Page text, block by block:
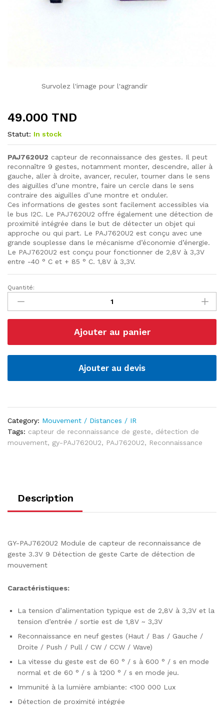
Survolez l'image pour l'agrandir
49.000 TND
Statut: In stock
PAJ7620U2 capteur de reconnaissance des gestes. Il peut
reconnaître 9 gestes, notamment monter, descendre, aller à
gauche, aller à droite, avancer, reculer, tourner dans le sens
des aiguilles d’une montre, faire un cercle dans le sens
contraire des aiguilles d’une montre et onduler.
Ces informations de gestes sont facilement accessibles via
le bus I2C. Le PAJ7620U2 offre également une détection de
proximité intégrée dans le but de détecter un objet qui
approche ou qui part. Le PAJ7620U2 est conçu avec une
grande souplesse dans le mécanisme d’économie d’énergie.
Le PAJ7620U2 est conçu pour fonctionner de 2,8V à 3,3V
entre -40 ° C et + 85 ° C. 1,8V à 3,3V.
Capteur
reconnaissance
de
multiples,
Module
Quantité:
Ajouter au panier
Ajouter au devis
Category: Mouvement / Distances / IR
Tags: capteur de reconnaissance de geste, détection de
mouvement, gy-PAJ7620U2, PAJ7620U2, Reconnaissance
Description
GY-PAJ7620U2 Module de capteur de reconnaissance de
geste 3.3V 9 Détection de geste Carte de détection de
mouvement
Caractéristiques:
La tension d’alimentation typique est de 2,8V à 3,3V et la
tension d’entrée / sortie est de 1,8V ~ 3,3V
Reconnaissance en neuf gestes (Haut / Bas / Gauche /
Droite / Push / Pull / CW / CCW / Wave)
La vitesse du geste est de 60 ° / s à 600 ° / s en mode
normal et de 60 ° / s à 1200 ° / s en mode jeu.
Immunité à la lumière ambiante: <100 000 Lux
Détection de proximité intégrée